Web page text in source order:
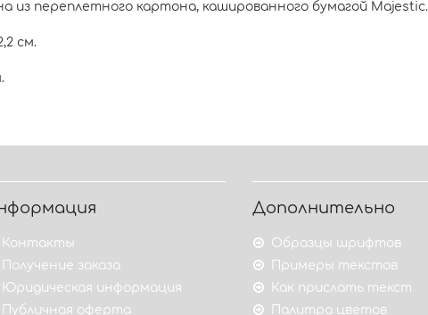
из переплетного картона, кашированного бумагой Majestic.
см.
Контакты
Получение заказа
Юридическая информация
Публичная оферта
Дополнительно
Образцы шрифтов
Примеры текстов
Как прислать текст
Палитра цветов